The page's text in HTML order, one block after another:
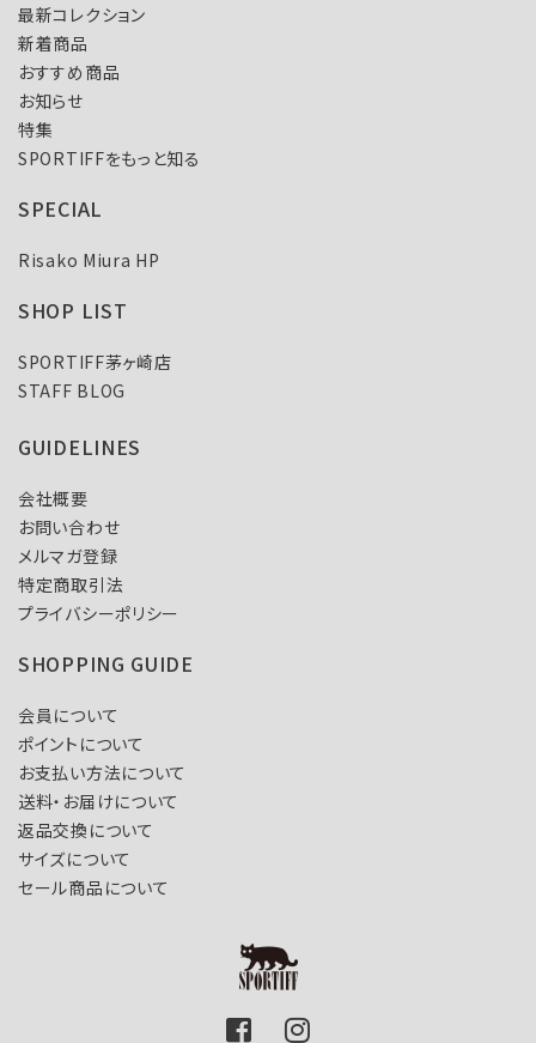
最新コレクション
新着商品
おすすめ商品
お知らせ
特集
SPORTIFFをもっと知る
SPECIAL
Risako Miura HP
SHOP LIST
SPORTIFF茅ヶ崎店
STAFF BLOG
GUIDELINES
会社概要
お問い合わせ
メルマガ登録
特定商取引法
プライバシーポリシー
SHOPPING GUIDE
会員について
ポイントについて
お支払い方法について
送料・お届けについて
返品交換について
サイズについて
セール商品について